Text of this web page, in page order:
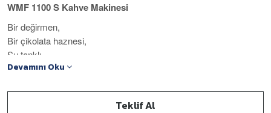
WMF 1100 S Kahve Makinesi
Bir değirmen,
Bir çikolata haznesi,
Su tanklı,
Otomatik temizleme,
Otomatik süt köpürtme,
Devamını Oku
Teklif Al